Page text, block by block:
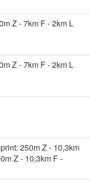
Z - 7km F - 2km L
Z - 7km F - 2km L
250m Z - 10,3km
Z - 10,3km F -